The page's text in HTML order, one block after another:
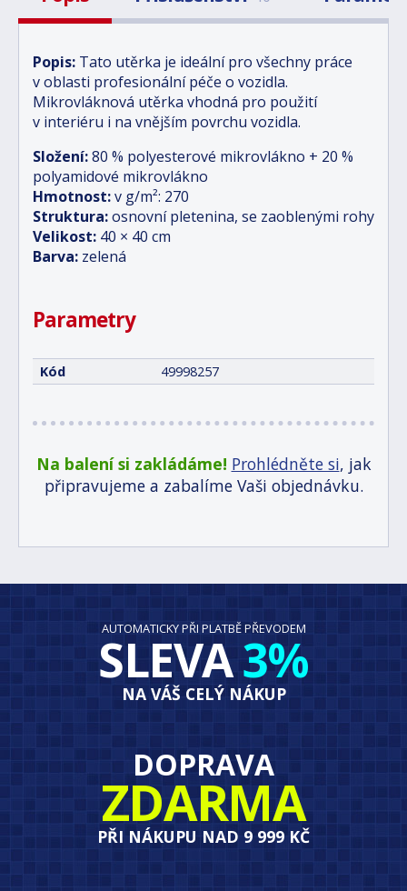
Popis: Tato utěrka je ideální pro všechny práce
v oblasti profesionální péče o vozidla.
Mikrovláknová utěrka vhodná pro použití
v interiéru i na vnějším povrchu vozidla.
Složení:80 % polyesterové mikrovlákno + 20 %
polyamidové mikrovlákno
Hmotnost:v g/m²: 270
Struktura:osnovní pletenina, se zaoblenými rohy
Velikost: 40 × 40 cm
Barva: zelená
Parametry
Kód 49998257
Na balení si zakládáme! Prohlédněte si, jak
připravujeme a zabalíme Vaši objednávku.
AUTOMATICKY PŘI PLATBĚ PŘEVODEM
SLEVA3%
NA VÁŠ CELÝ NÁKUP
DOPRAVA
ZDARMA
PŘI NÁKUPU NAD 9 999 KČ